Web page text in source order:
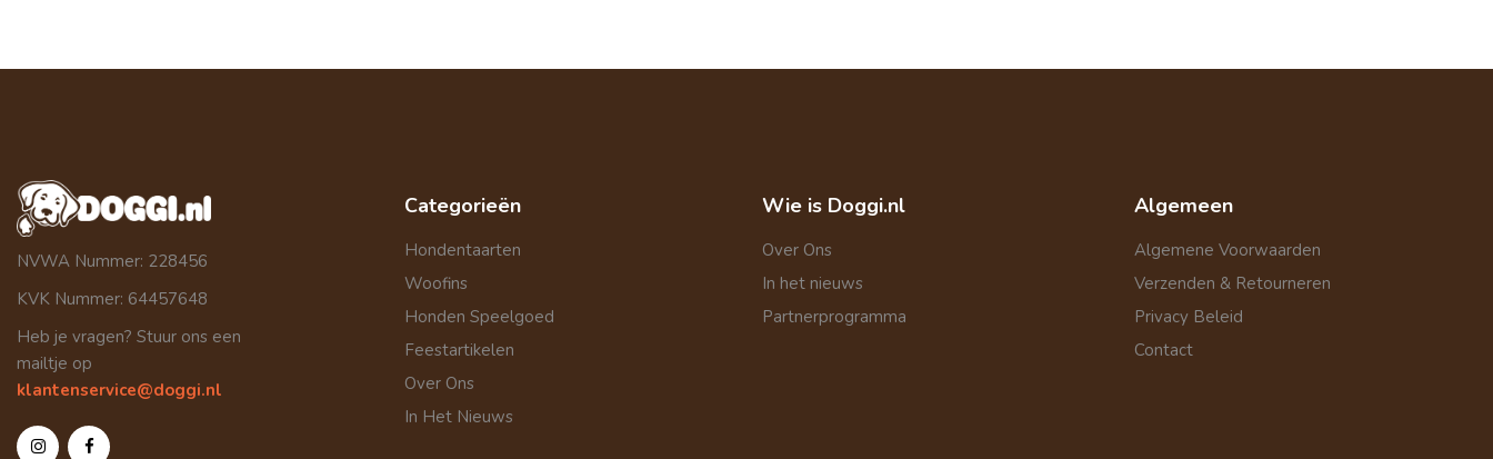
NVWA Nummer: 228456
KVK Nummer: 64457648
Heb je vragen? Stuur ons een
mailtje op
klantenservice@doggi.nl
Categorieën
Hondentaarten
Woofins
Honden Speelgoed
Feestartikelen
Over Ons
In Het Nieuws
Wie is Doggi.nl
Over Ons
In het nieuws
Partnerprogramma
Algemeen
Algemene Voorwaarden
Verzenden & Retourneren
Privacy Beleid
Contact